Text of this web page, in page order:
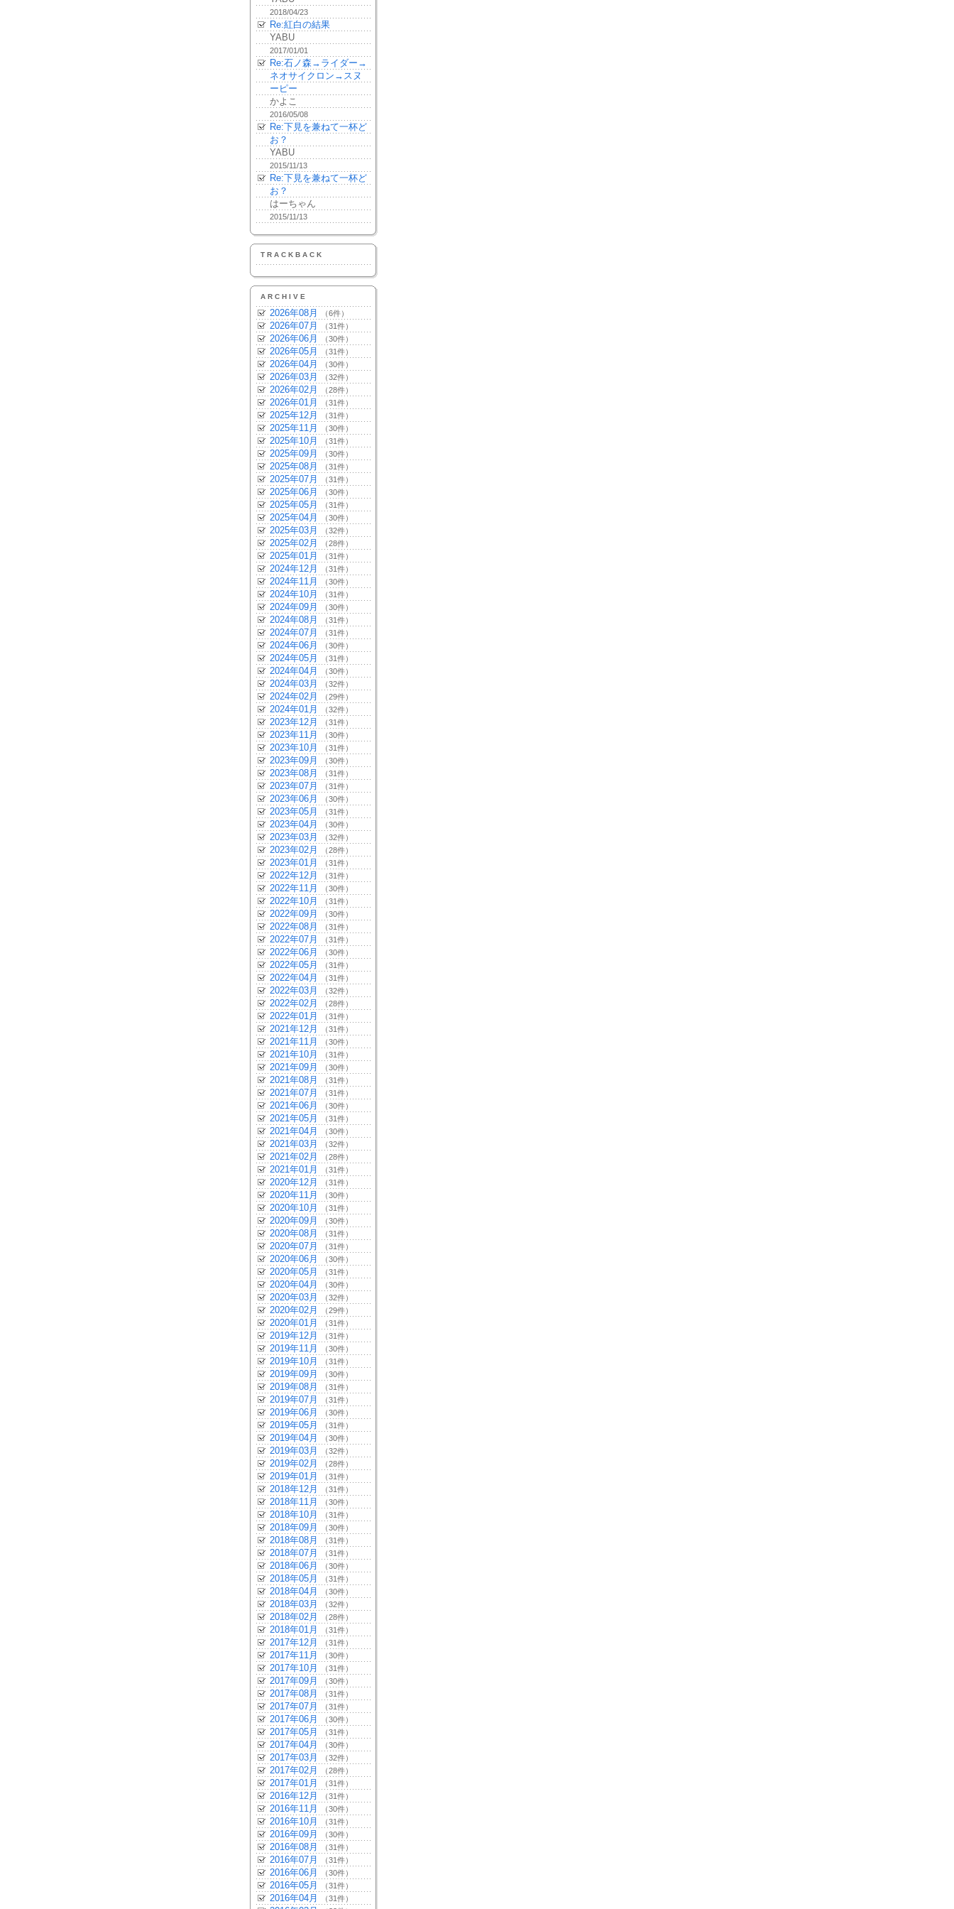
2018/04/23
Re:紅白の結果
YABU
2017/01/01
Re:石ノ森→ライダー→
ネオサイクロン→スヌ
ーピー
かよこ
2016/05/08
Re:下見を兼ねて一杯ど
お？
YABU
2015/11/13
Re:下見を兼ねて一杯ど
お？
はーちゃん
2015/11/13
TRACKBACK
ARCHIVE
2026年08月 （6件）
2026年07月 （31件）
2026年06月 （30件）
2026年05月 （31件）
2026年04月 （30件）
2026年03月 （32件）
2026年02月 （28件）
2026年01月 （31件）
2025年12月 （31件）
2025年11月 （30件）
2025年10月 （31件）
2025年09月 （30件）
2025年08月 （31件）
2025年07月 （31件）
2025年06月 （30件）
2025年05月 （31件）
2025年04月 （30件）
2025年03月 （32件）
2025年02月 （28件）
2025年01月 （31件）
2024年12月 （31件）
2024年11月 （30件）
2024年10月 （31件）
2024年09月 （30件）
2024年08月 （31件）
2024年07月 （31件）
2024年06月 （30件）
2024年05月 （31件）
2024年04月 （30件）
2024年03月 （32件）
2024年02月 （29件）
2024年01月 （32件）
2023年12月 （31件）
2023年11月 （30件）
2023年10月 （31件）
2023年09月 （30件）
2023年08月 （31件）
2023年07月 （31件）
2023年06月 （30件）
2023年05月 （31件）
2023年04月 （30件）
2023年03月 （32件）
2023年02月 （28件）
2023年01月 （31件）
2022年12月 （31件）
2022年11月 （30件）
2022年10月 （31件）
2022年09月 （30件）
2022年08月 （31件）
2022年07月 （31件）
2022年06月 （30件）
2022年05月 （31件）
2022年04月 （31件）
2022年03月 （32件）
2022年02月 （28件）
2022年01月 （31件）
2021年12月 （31件）
2021年11月 （30件）
2021年10月 （31件）
2021年09月 （30件）
2021年08月 （31件）
2021年07月 （31件）
2021年06月 （30件）
2021年05月 （31件）
2021年04月 （30件）
2021年03月 （32件）
2021年02月 （28件）
2021年01月 （31件）
2020年12月 （31件）
2020年11月 （30件）
2020年10月 （31件）
2020年09月 （30件）
2020年08月 （31件）
2020年07月 （31件）
2020年06月 （30件）
2020年05月 （31件）
2020年04月 （30件）
2020年03月 （32件）
2020年02月 （29件）
2020年01月 （31件）
2019年12月 （31件）
2019年11月 （30件）
2019年10月 （31件）
2019年09月 （30件）
2019年08月 （31件）
2019年07月 （31件）
2019年06月 （30件）
2019年05月 （31件）
2019年04月 （30件）
2019年03月 （32件）
2019年02月 （28件）
2019年01月 （31件）
2018年12月 （31件）
2018年11月 （30件）
2018年10月 （31件）
2018年09月 （30件）
2018年08月 （31件）
2018年07月 （31件）
2018年06月 （30件）
2018年05月 （31件）
2018年04月 （30件）
2018年03月 （32件）
2018年02月 （28件）
2018年01月 （31件）
2017年12月 （31件）
2017年11月 （30件）
2017年10月 （31件）
2017年09月 （30件）
2017年08月 （31件）
2017年07月 （31件）
2017年06月 （30件）
2017年05月 （31件）
2017年04月 （30件）
2017年03月 （32件）
2017年02月 （28件）
2017年01月 （31件）
2016年12月 （31件）
2016年11月 （30件）
2016年10月 （31件）
2016年09月 （30件）
2016年08月 （31件）
2016年07月 （31件）
2016年06月 （30件）
2016年05月 （31件）
2016年04月 （31件）